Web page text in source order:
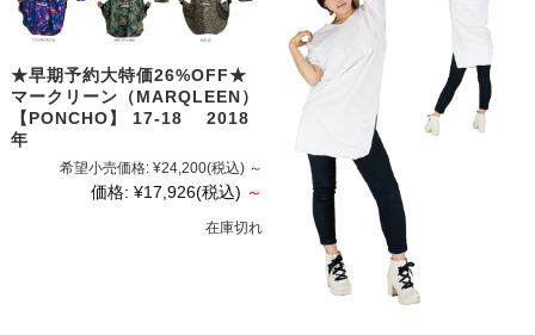
★早期予約大特価26%OFF★
マークリーン（MARQLEEN）
【PONCHO】 17-18 2018
年
希望小売価格: ¥24,200(税込) ～
価格: ¥17,926(税込) ～
在庫切れ